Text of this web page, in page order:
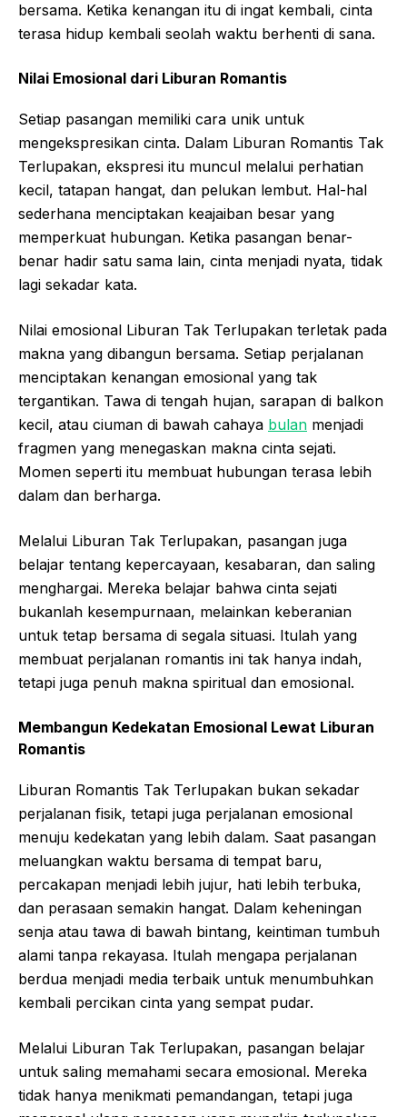
bersama. Ketika kenangan itu di ingat kembali, cinta
terasa hidup kembali seolah waktu berhenti di sana.
Nilai Emosional dari Liburan Romantis
Setiap pasangan memiliki cara unik untuk
mengekspresikan cinta. Dalam Liburan Romantis Tak
Terlupakan, ekspresi itu muncul melalui perhatian
kecil, tatapan hangat, dan pelukan lembut. Hal-hal
sederhana menciptakan keajaiban besar yang
memperkuat hubungan. Ketika pasangan benar-
benar hadir satu sama lain, cinta menjadi nyata, tidak
lagi sekadar kata.
Nilai emosional Liburan Tak Terlupakan terletak pada
makna yang dibangun bersama. Setiap perjalanan
menciptakan kenangan emosional yang tak
tergantikan. Tawa di tengah hujan, sarapan di balkon
kecil, atau ciuman di bawah cahaya bulan menjadi
fragmen yang menegaskan makna cinta sejati.
Momen seperti itu membuat hubungan terasa lebih
dalam dan berharga.
Melalui Liburan Tak Terlupakan, pasangan juga
belajar tentang kepercayaan, kesabaran, dan saling
menghargai. Mereka belajar bahwa cinta sejati
bukanlah kesempurnaan, melainkan keberanian
untuk tetap bersama di segala situasi. Itulah yang
membuat perjalanan romantis ini tak hanya indah,
tetapi juga penuh makna spiritual dan emosional.
Membangun Kedekatan Emosional Lewat Liburan
Romantis
Liburan Romantis Tak Terlupakan bukan sekadar
perjalanan fisik, tetapi juga perjalanan emosional
menuju kedekatan yang lebih dalam. Saat pasangan
meluangkan waktu bersama di tempat baru,
percakapan menjadi lebih jujur, hati lebih terbuka,
dan perasaan semakin hangat. Dalam keheningan
senja atau tawa di bawah bintang, keintiman tumbuh
alami tanpa rekayasa. Itulah mengapa perjalanan
berdua menjadi media terbaik untuk menumbuhkan
kembali percikan cinta yang sempat pudar.
Melalui Liburan Tak Terlupakan, pasangan belajar
untuk saling memahami secara emosional. Mereka
tidak hanya menikmati pemandangan, tetapi juga